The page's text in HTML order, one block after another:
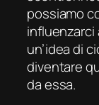
possiamo
influenzarci
un’idea di
diventare
da essa.